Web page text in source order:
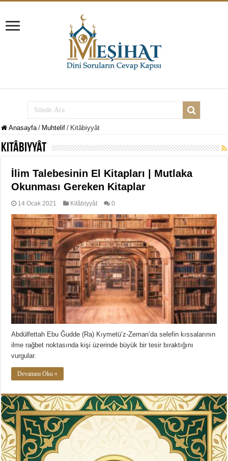
Anasayfa / Muhtelif / Kitâbiyyât
Kitâbiyyât
İlim Talebesinin El Kitapları | Mutlaka
Okunması Gereken Kitaplar
14 Ocak 2021 Kitâbiyyât 0
Abdülfettah Ebu Ğudde (Ra) Kıymetü’z-Zeman’da selefin kıssalarının
ilme rağbet noktasında kişi üzerinde büyük bir tesir bıraktığını
vurgular.
Devamını Oku »